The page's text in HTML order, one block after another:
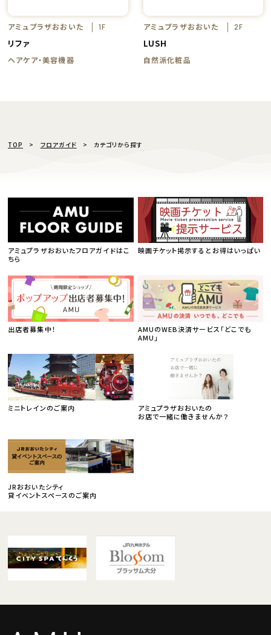
アミュプラザおおいた 1F
リファ
ヘアケア・美容機器
アミュプラザおおいた 2F
LUSH
自然派化粧品
TOP フロアガイド カテゴリから探す
アミュプラザおおいたフロアガイドはこ
ちら
映画チケット掲示するとお得はいっぱい
出店者募集中！
AMUのWEB決済サービス「どこでも
AMU」
ミニトレインのご案内
アミュプラザおおいたの
お店で一緒に働きませんか？
JRおおいたシティ
貸イベントスペースのご案内